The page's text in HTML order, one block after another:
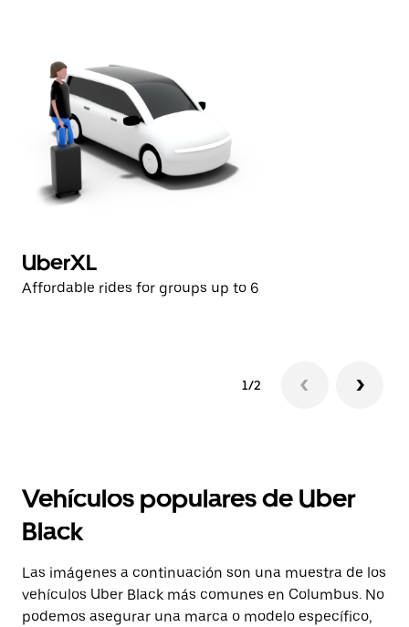
UberXL
Affordable rides for groups up to 6
1/2
Vehículos populares de Uber
Black
Las imágenes a continuación son una muestra de los
vehículos Uber Black más comunes en Columbus. No
podemos asegurar una marca o modelo específico,